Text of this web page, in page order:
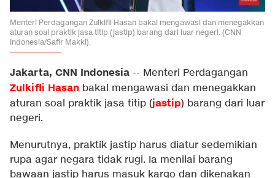
Menteri Perdagangan Zulkifli Hasan bakal mengawasi dan menegakkan
aturan soal praktik jasa titip (jastip) barang dari luar negeri. (CNN
Indonesia/Safir Makki).
Jakarta, CNN Indonesia -- Menteri Perdagangan
Zulkifli Hasan bakal mengawasi dan menegakkan
aturan soal praktik jasa titip (jastip) barang dari luar
negeri.
Menurutnya, praktik jastip harus diatur sedemikian
rupa agar negara tidak rugi. Ia menilai barang
bawaan jastip harus masuk kargo dan dikenakan